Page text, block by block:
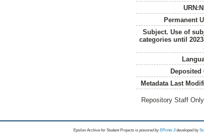
Permanent
Subject. Use of
categories until
Deposited
Metadata Last
Repository Staff
Epsilon Archive for Student Projects is powored byEPrints 3 developed by